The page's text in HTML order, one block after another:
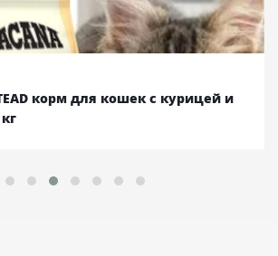
корм для кошек с курицей и